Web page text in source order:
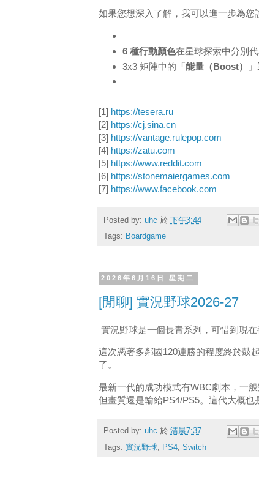
如果您想深入了解，我可以進一步為您
6 種行動顏色在星球探索中分別
3x3 矩陣中的 「能量（Boost）
[1] https://tesera.ru
[2] https://cj.sina.cn
[3] https://vantage.rulepop.com
[4] https://zatu.com
[5] https://www.reddit.com
[6] https://stonemaiergames.com
[7] https://www.facebook.com
Posted by: uhc 於 下午3:44
Tags: Boardgame
2026年6月16日 星期二
[閒聊] 實況野球2026-27
實況野球是一個長青系列，可惜到現
這次憑著多鄰國120連勝的程度終於鼓
了。
最新一代的成功模式有WBC劇本，一
但畫質還是輸給PS4/PS5。這代大概也
Posted by: uhc 於 清晨7:37
Tags: 實況野球, PS4, Switch